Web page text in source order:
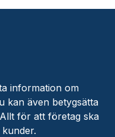
information om
kan även betygsätta
för att företag ska